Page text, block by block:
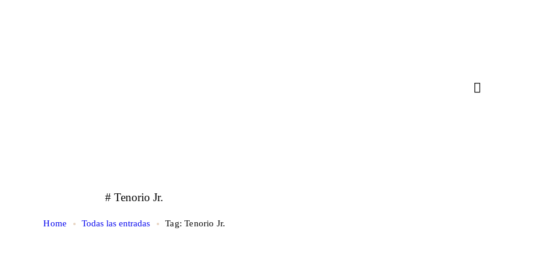
# Tenorio Jr.
Home Todas las entradas Tag: Tenorio Jr.